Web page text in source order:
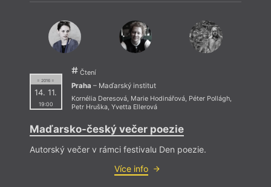
= 2016 =
14. 11.
19:00
Čtení
Praha – Maďarský institut
Kornélia Deresová, Marie Hodinářová, Péter Pollágh,
Petr Hruška, Yvetta Ellerová
Maďarsko-český večer poezie
Autorský večer v rámci festivalu Den poezie.
Více info